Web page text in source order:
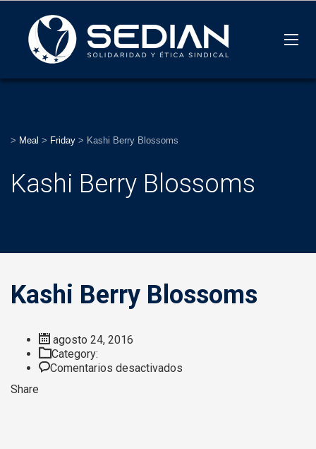
> Meal > Friday > Kashi Berry Blossoms
Kashi Berry Blossoms
Kashi Berry Blossoms
agosto 24, 2016
Category:
Comentarios desactivados
Share